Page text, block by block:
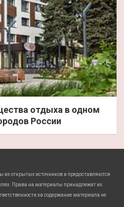
отдыха в одном
России
из открытых источников и предоставляются
Права на материалы принадлежат их
за содержание материала не